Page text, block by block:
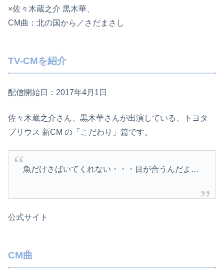
×佐々木蔵之介 黒木華、
CM曲：北の国から／さだまさし
TV-CMを紹介
配信開始日：2017年4月1日
佐々木蔵之介さん、黒木華さんが出演している、トヨタ
プリウス 新CM の「こだわり」篇です。
魚だけさばいてくれない・・・目が合うんだよ…
公式サイト
CM曲